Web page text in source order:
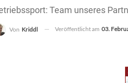
Team unseres
Von Kriddl Veröffentlicht am 03.